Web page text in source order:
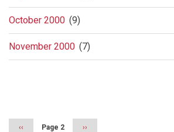
October 2000 (9)
November 2000 (7)
Previous
‹‹ Page 2
Next
››